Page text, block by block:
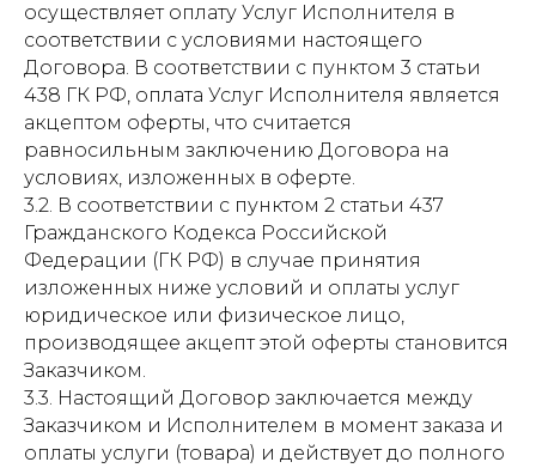
осуществляет оплату Услуг Исполнителя в
соответствии с условиями настоящего
Договора. В соответствии с пунктом 3 статьи
438 ГК РФ, оплата Услуг Исполнителя является
акцептом оферты, что считается
равносильным заключению Договора на
условиях, изложенных в оферте.
3.2. В соответствии с пунктом 2 статьи 437
Гражданского Кодекса Российской
Федерации (ГК РФ) в случае принятия
изложенных ниже условий и оплаты услуг
юридическое или физическое лицо,
производящее акцепт этой оферты становится
Заказчиком.
3.3. Настоящий Договор заключается между
Заказчиком и Исполнителем в момент заказа и
оплаты услуги (товара) и действует до полного